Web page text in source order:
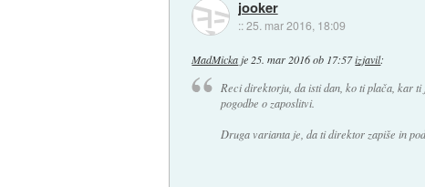
jooker
::25. mar 2016, 18:09
MadMickaje25. mar 2016 ob 17:57izjavil:
Reci direktorju, da isti dan, ko ti plača, kar ti
pogodbe o zaposlitvi.
Druga varianta je, da ti direktor zapiše in